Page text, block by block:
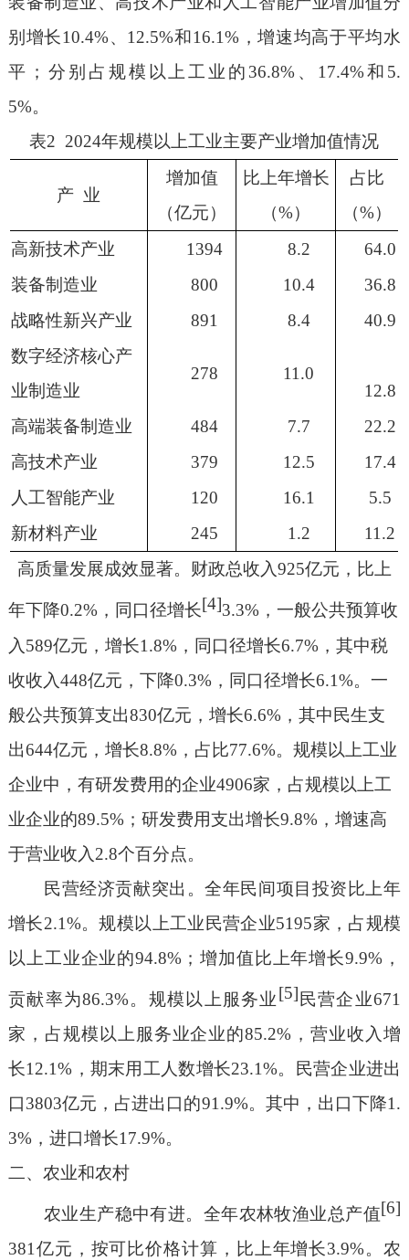
别增长10.4%、 12.5%和16.1%，增速均高于平均水
平；分别占规模以上工业的 36.8% 、 17.4%和 5.
5%。
表2 2024年规模以上工业主要产业增加值情况
产 业
增加值
（亿元）
比上年增长
（%）
占比
（%）
高新技术产业
1394 8.2
64.0
装备制造业
800 10.4
36.8
战略性新兴产业
891 8.4
40.9
数字经济核心产
业制造业
278
11.0
12.8
高端装备制造业
484 7.7
22.2
高技术产业
379 12.5
17.4
人工智能产业
120 16.1
5.5
新材料产业
245 1.2
11.2
高质量发展成效显著。 财政总收入925亿元，比上
年下降0.2%，同口径增长[4]3.3%， 一般公共预算收
入 589亿元，增长1.8%，同口径增长6.7%，其中税
收收入448亿元，下降0.3%，同口径增长6.1%。 一
般公共预算支出830亿元，增长6.6%，其中民生支
出644亿元，增长8.8%，占比77.6%。规模以上工业
企业中，有研发费用的企业4906家，占规模以上工
业企业的89.5%；研发费用支出增长9.8%，增速高
于营业收入 2.8个百分点。
民营经济贡献突出 。全年民间项目投资比上年
增长2.1%。规模以上工业民营企业5195家，占规模
以上工业企业的94.8% ；增加值比上年增长9.9% ，
贡献率为86.3%。规模以上服务业[5] 民营企业671
家，占规模以上服务业企业的85.2% ，营业收入增
长12.1% ，期末用工人数增长23.1%。
民营企业进出
口3803亿元，占进出口的91.9%。其中，出口下降1.
3%，进口增长17.9%。
二、农业和农村
农业生产稳中有进。全年农林牧渔业总产值[6]
381亿元，按可比价格计算，比上年增长3.9%。农